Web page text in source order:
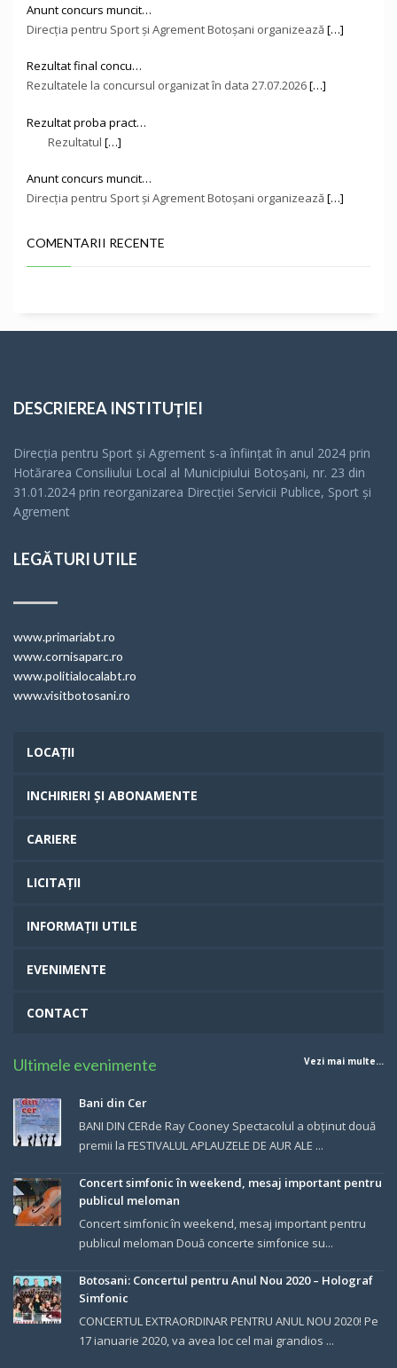
Anunt concurs muncit…
Direcţia pentru Sport și Agrement Botoşani organizează[…]
Rezultat final concu…
Rezultatele la concursul organizat în data 27.07.2026[…]
Rezultat proba pract…
Rezultatul […]
Anunt concurs muncit…
Direcţia pentru Sport și Agrement Botoşani organizează[…]
COMENTARII RECENTE
DESCRIEREA INSTITUȚIEI
Direcția pentru Sport și Agrement s-a înfiinţat în anul 2024 prin
Hotărarea Consiliului Local al Municipiului Botoșani, nr. 23 din
31.01.2024 prin reorganizarea Direcției Servicii Publice, Sport și
Agrement
LEGĂTURI UTILE
www.primariabt.ro
www.cornisaparc.ro
www.politialocalabt.ro
www.visitbotosani.ro
LOCAȚII
INCHIRIERI ȘI ABONAMENTE
CARIERE
LICITAȚII
INFORMAȚII UTILE
EVENIMENTE
CONTACT
Ultimele evenimente Vezi mai multe...
Bani din Cer
BANI DIN CERde Ray Cooney Spectacolul a obținut două
premii la FESTIVALUL APLAUZELE DE AUR ALE ...
Concert simfonic în weekend, mesaj important pentru
publicul meloman
Concert simfonic în weekend, mesaj important pentru
publicul meloman Două concerte simfonice su...
Botosani: Concertul pentru Anul Nou 2020 – Holograf
Simfonic
CONCERTUL EXTRAORDINAR PENTRU ANUL NOU 2020! Pe
17 ianuarie 2020, va avea loc cel mai grandios ...